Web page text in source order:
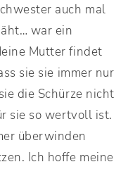
auch mal
war ein
Mutter findet
sie sie immer nur
die Schürze nicht
sie so wertvoll ist.
überwinden
Ich hoffe meine